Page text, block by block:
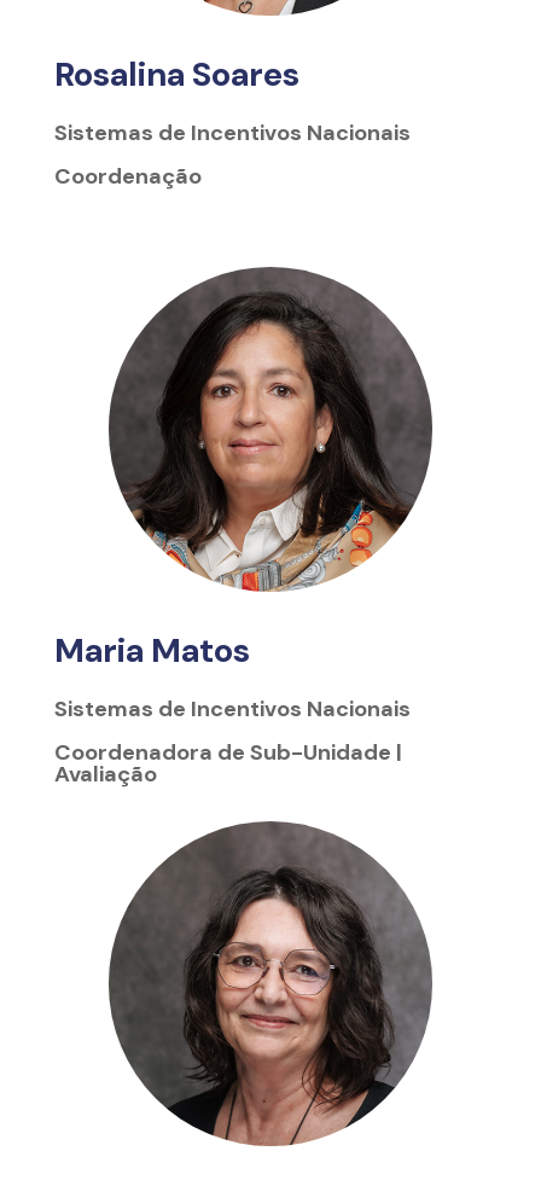
Rosalina Soares
Sistemas de Incentivos Nacionais
Coordenação
Maria Matos
Sistemas de Incentivos Nacionais
Coordenadora de Sub-Unidade |
Avaliação